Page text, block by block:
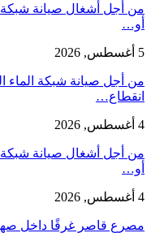
من أجل أشغال صيانة
أو…
5 أغسطس, 2026
من أجل صيانة شبكة
انقطاع…
4 أغسطس, 2026
من أجل أشغال صيانة
أو…
4 أغسطس, 2026
مصرع قاصر غرقًا داخل